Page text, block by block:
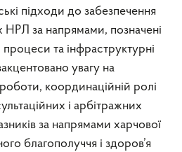
підходи до забезпечення
НРЛ за напрямами, позначені
та інфраструктурні
увагу на
координаційній ролі
і арбітражних
за напрямами харчової
благополуччя і здоров’я